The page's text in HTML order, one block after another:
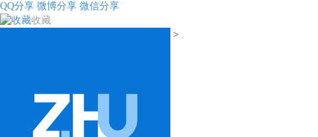
QQ分享 微博分享 微信分享
收藏
>